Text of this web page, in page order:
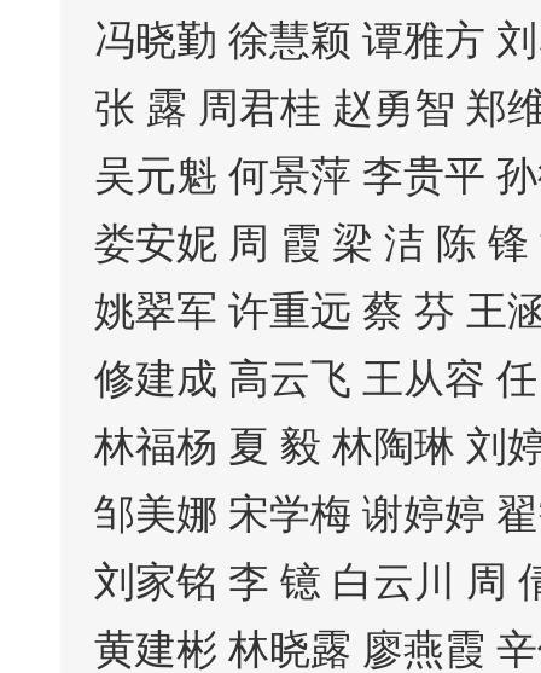
冯晓勤 徐慧颖 谭雅方
张 露 周君桂 赵勇智 郑
吴元魁 何景萍 李贵平
娄安妮 周 霞 梁 洁 陈
姚翠军 许重远 蔡 芬 王
修建成 高云飞 王从容
林福杨 夏 毅 林陶琳 刘
邹美娜 宋学梅 谢婷婷
刘家铭 李 镱 白云川 周
黄建彬 林晓露 廖燕霞